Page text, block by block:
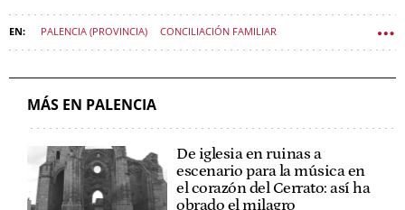
PALENCIA (PROVINCIA) CONCILIACIÓN FAMILIAR
MÁS EN PALENCIA
De iglesia en ruinas a
escenario para la música en
el corazón del Cerrato: así ha
obrado el milagro